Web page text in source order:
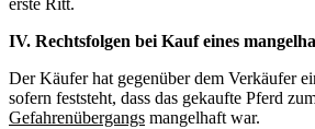
erste Ritt.
IV. Rechtsfolgen bei Kauf eines
Der Käufer hat gegenüber dem Verkäufer
sofern feststeht, dass das gekaufte Pferd
Gefahrenübergangs mangelhaft war.